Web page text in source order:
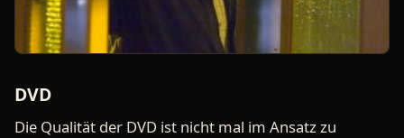
DVD
Die Qualität der DVD ist nicht mal im Ansatz zu